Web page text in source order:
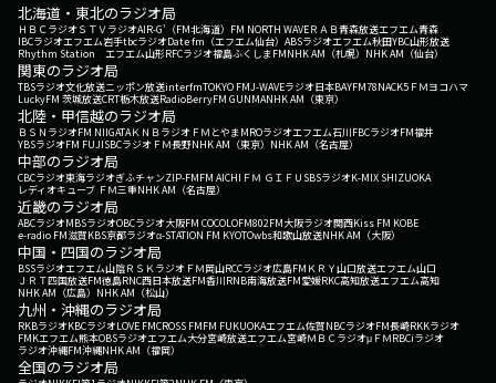
北海道・東北のラジオ局
ＨＢＣラジオＳＴＶラジオAIR-G'（FM北海道） FM NORTH WAVEＲＡＢ青森放送エフエム青森
IBCラジオエフエム岩手tbcラジオDate fm（エフエム仙台） ABSラジオエフエム秋田YBC山形放送
Rhythm Station エフエム山形RFCラジオ福島ふくしまFMNHK AM（札幌） NHK AM（仙台）
関東のラジオ局
TBSラジオ文化放送ニッポン放送interfmTOKYO FMJ-WAVEラジオ日本BAYFM78NACK5 ＦＭヨコハマ
LuckyFM 茨城放送CRT栃木放送RadioBerryFM GUNMANHK AM（東京）
北陸・甲信越のラジオ局
ＢＳＮラジオFM NIIGATAＫＮＢラジオ ＦＭとやまMROラジオエフエム石川FBCラジオFM福井
YBSラジオFM FUJISBCラジオ ＦＭ長野NHK AM（東京） NHK AM（名古屋）
中部のラジオ局
CBCラジオ東海ラジオぎふチャンZIP-FMFM AICHI ＦＭ ＧＩＦＵ SBSラジオK-MIX SHIZUOKA
レディオキューブ ＦＭ三重NHK AM（名古屋）
近畿のラジオ局
ABCラジオMBSラジオOBCラジオ大阪FM COCOLOFM802FM大阪ラジオ関西Kiss FM KOBE
e-radio FM滋賀KBS京都ラジオα-STATION FM KYOTOwbs和歌山放送NHK AM（大阪）
中国・四国のラジオ局
BSSラジオエフエム山陰ＲＳＫラジオ ＦＭ岡山RCCラジオ広島FM ＫＲＹ山口放送エフエム山口
ＪＲＴ四国放送FM徳島RNC西日本放送FM香川RNB南海放送FM愛媛RKC高知放送エフエム高知
NHK AM（広島） NHK AM（松山）
九州・沖縄のラジオ局
RKBラジオKBCラジオLOVE FMCROSS FMFM FUKUOKAエフエム佐賀NBCラジオFM長崎RKKラジオ
FMKエフエム熊本OBSラジオエフエム大分宮崎放送エフエム宮崎ＭＢＣラジオμＦＭRBCiラジオ
ラジオ沖縄FM沖縄NHK AM（福岡）
全国のラジオ局